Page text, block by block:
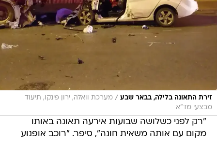
/
מערכת וואלה, ירון פינקו, תיעוד
"רק לפני כשלושה שבועות אירעה תאונה באותו
מקום עם אותה משאית חונה", סיפר. "רוכב אופנוע
התנגש במשאית ונהרג". חובש מד"א בוריס גרינשפיין
והפרמדיק ג'ורג' ישייביץ שהגיעו לזירה הלילה, סיפרו